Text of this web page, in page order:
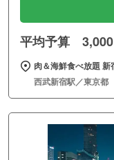
平均予算
肉＆海鮮食べ放題
西武新宿駅／東京都